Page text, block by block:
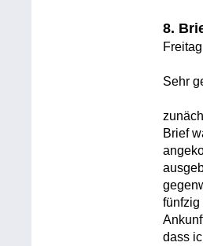
8.
Sehr
Brief
fünfzig
dass